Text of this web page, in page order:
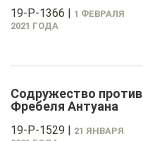
19-P-1366 | 1 ФЕВРАЛЯ
2021 ГОДА
Содружество против
Фребеля Антуана
19-P-1529 | 21 ЯНВАРЯ